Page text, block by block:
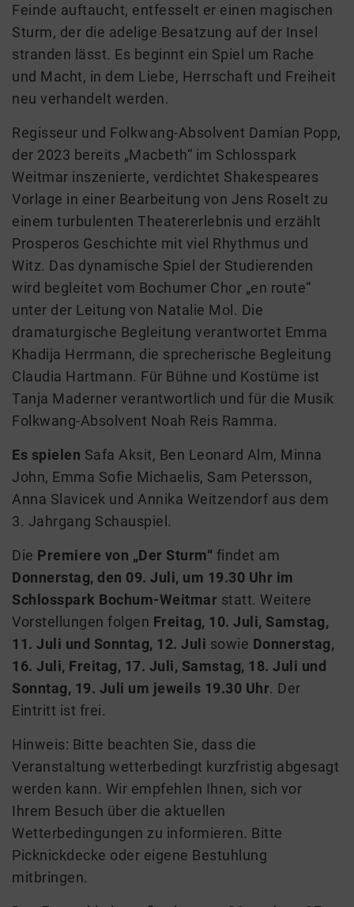
Feinde auftaucht, entfesselt er einen magischen
Sturm, der die adelige Besatzung auf der Insel
stranden lässt. Es beginnt ein Spiel um Rache
und Macht, in dem Liebe, Herrschaft und Freiheit
neu verhandelt werden.
Regisseur und Folkwang-Absolvent Damian Popp,
der 2023 bereits „Macbeth“ im Schlosspark
Weitmar inszenierte, verdichtet Shakespeares
Vorlage in einer Bearbeitung von Jens Roselt zu
einem turbulenten Theatererlebnis und erzählt
Prosperos Geschichte mit viel Rhythmus und
Witz. Das dynamische Spiel der Studierenden
wird begleitet vom Bochumer Chor „en route“
unter der Leitung von Natalie Mol. Die
dramaturgische Begleitung verantwortet Emma
Khadija Herrmann, die sprecherische Begleitung
Claudia Hartmann. Für Bühne und Kostüme ist
Tanja Maderner verantwortlich und für die Musik
Folkwang-Absolvent Noah Reis Ramma.
Es spielen Safa Aksit, Ben Leonard Alm, Minna
John, Emma Sofie Michaelis, Sam Petersson,
Anna Slavicek und Annika Weitzendorf aus dem
3. Jahrgang Schauspiel.
Die Premiere von „Der Sturm“ findet am
Donnerstag, den 09. Juli, um 19.30 Uhr im
Schlosspark Bochum-Weitmar statt. Weitere
Vorstellungen folgen Freitag, 10. Juli, Samstag,
11. Juli und Sonntag, 12. Juli sowie Donnerstag,
16. Juli, Freitag, 17. Juli, Samstag, 18. Juli und
Sonntag, 19. Juli um jeweils 19.30 Uhr. Der
Eintritt ist frei.
Hinweis: Bitte beachten Sie, dass die
Veranstaltung wetterbedingt kurzfristig abgesagt
werden kann. Wir empfehlen Ihnen, sich vor
Ihrem Besuch über die aktuellen
Wetterbedingungen zu informieren. Bitte
Picknickdecke oder eigene Bestuhlung
mitbringen.